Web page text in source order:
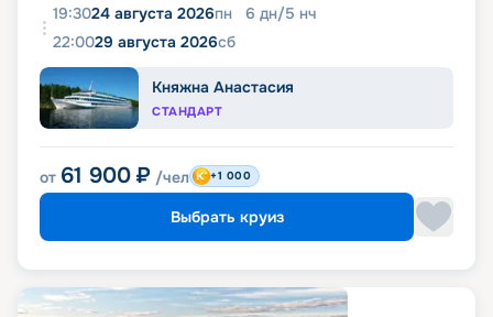
19:3024 августа 2026пн 6 дн/5 нч
22:0029 августа 2026сб
Княжна Анастасия
СТАНДАРТ
от 61 900 ₽ /чел +1 000
Выбрать круиз